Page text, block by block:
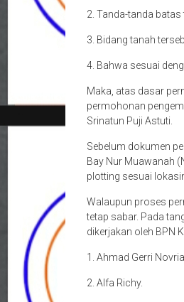
2. Tanda-tanda
3. Bidang tanah
4. Bahwa sesuai
Maka, atas dasar
permohonan
Srinatun Puji Astuti.
Sebelum dokumen
Bay Nur Muawanah
plotting sesuai
Walaupun proses
tetap sabar. Pada
dikerjakan oleh BPN
1. Ahmad Gerri
2. Alfa Richy.